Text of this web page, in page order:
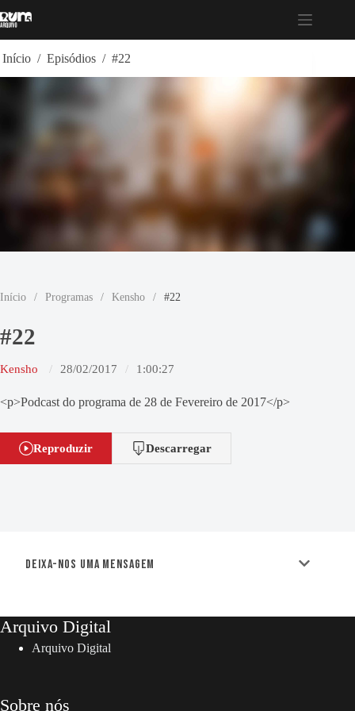
para
Início / Episódios / #22
Início / Programas / Kensho / #22
#22
Kensho 28/02/2017 1:00:27
<p>Podcast do programa de 28 de Fevereiro de 2017</p>
Reproduzir Descarregar
Deixa-nos uma mensagem
Arquivo Digital
Arquivo Digital
Sobre nós